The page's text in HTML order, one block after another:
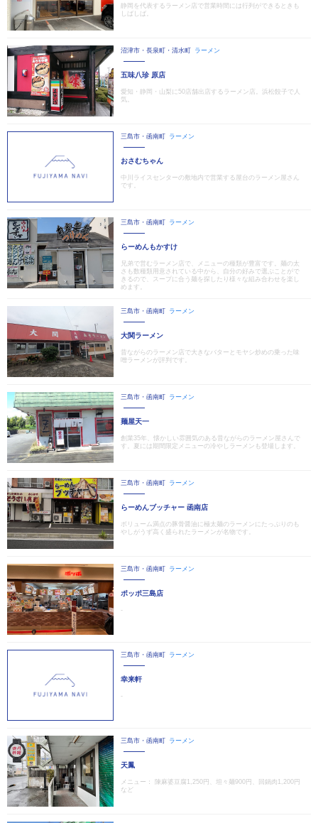
静岡を代表するラーメン店で営業時間には行列ができるときも
しばしば。
沼津市・長泉町・清水町 ラーメン
五味八珍 原店
愛知・静岡・山梨に50店舗出店するラーメン店。浜松餃子で人
気。
三島市・函南町 ラーメン
おさむちゃん
中川ライスセンターの敷地内で営業する屋台のラーメン屋さん
です。
三島市・函南町 ラーメン
らーめんもかすけ
兄弟で営むラーメン店で、メニューの種類が豊富です。麺の太
さも数種類用意されている中から、自分の好みで選ぶことがで
きるので、スープに合う麺を探したり様々な組み合わせを楽し
めます。
三島市・函南町 ラーメン
大関ラーメン
昔ながらのラーメン店で大きなバターとモヤシ炒めの乗った味
噌ラーメンが評判です。
三島市・函南町 ラーメン
麺屋天一
創業35年、懐かしい雰囲気のある昔ながらのラーメン屋さんで
す。夏には期間限定メニューの冷やしラーメンも登場します。
三島市・函南町 ラーメン
らーめんブッチャー 函南店
ボリューム満点の豚骨醤油に極太麺のラーメンにたっぷりのも
やしがうず高く盛られたラーメンが名物です。
三島市・函南町 ラーメン
ポッポ三島店
‐
三島市・函南町 ラーメン
幸来軒
‐
三島市・函南町 ラーメン
天鳳
メニュー： 陳麻婆豆腐1,250円、坦々麺900円、回鍋肉1,200円
など